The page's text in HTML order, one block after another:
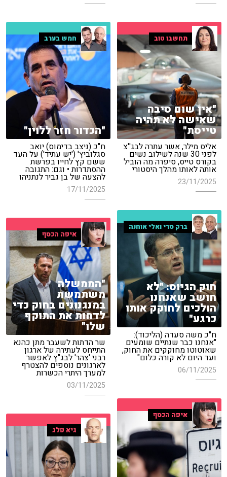
תחשבו טוב
"אין שום סיבה
שאישה לא תהיה
טייסת"
אליס מילר, אשר עתרה לבג''צ
לפני 30 שנה לשילוב נשים
בקורס טייס, סיפרה מה הוביל
אותה לאותו מהלך היסטורי
23/11/2025
חמש בערב
"הכדור חזר ללוין"
ח"כ (ניצב בדימוס) יואב
סגלוביץ' ('יש עתיד') על העד
ששם קץ לחייו בפרשת
ההסתדרות • וגם: התגובה
להצעה של בן גביר לנתניהו
17/11/2025
ברק סרי ואלי אוחנה
חוק הגיוס: "לא
חושב שאנחנו
הולכים לחוקק אותו
כרגע"
ח"כ משה סעדה (הליכוד):
"אנחנו כבר שנתיים שומעים
שאוטוטו מחוקקים את החוק,
ועד היום לא קורה כלום"
06/11/2025
איפה הכסף
"הממשלה
משתמשת
במנגנונים בחוק כדי
לדחות את התוקף
שלו"
שר הדתות לשעבר מתן כהנא
התייחס לעתירה של ארגון
רבני 'צהר' לבג"ץ לאפשר
לארגונים נוספים להצטרף
למערך היתרי הכשרות
03/11/2025
איפה הכסף
גיא פלג